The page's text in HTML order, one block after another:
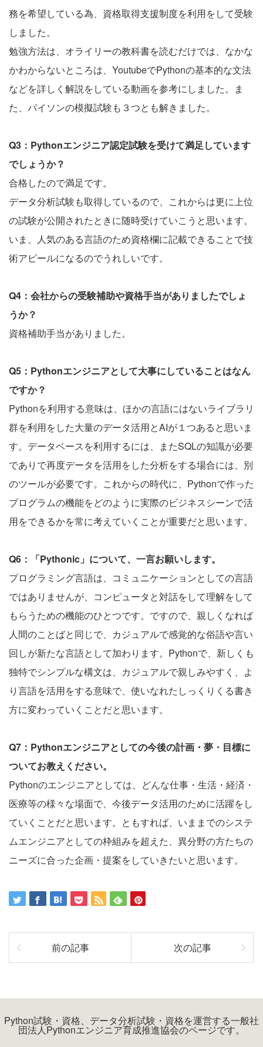
務を希望している為、資格取得支援制度を利用をして受験
しました。
勉強方法は、オライリーの教科書を読むだけでは、なかな
かわからないところは、YoutubeでPythonの基本的な文法
などを詳しく解説をしている動画を参考にしました。ま
た、パイソンの模擬試験も３つとも解きました。
Q3：Pythonエンジニア認定試験を受けて満足しています
でしょうか？
合格したので満足です。
データ分析試験も取得しているので、これからは更に上位
の試験が公開されたときに随時受けていこうと思います。
いま、人気のある言語のため資格欄に記載できることで技
術アピールになるのでうれしいです。
Q4：会社からの受験補助や資格手当がありましたでしょ
うか？
資格補助手当がありました。
Q5：Pythonエンジニアとして大事にしていることはなん
ですか？
Pythonを利用する意味は、ほかの言語にはないライブラリ
群を利用をした大量のデータ活用とAIが１つあると思いま
す。データベースを利用するには、またSQLの知識が必要
でありで再度データを活用をした分析をする場合には、別
のツールが必要です。これからの時代に、Pythonで作った
プログラムの機能をどのように実際のビジネスシーンで活
用をできるかを常に考えていくことが重要だと思います。
Q6：「Pythonic」について、一言お願いします。
プログラミング言語は、コミュニケーションとしての言語
ではありませんが、コンピュータと対話をして理解をして
もらうための機能のひとつです。ですので、親しくなれば
人間のことばと同じで、カジュアルで感覚的な俗語や言い
回しが新たな言語として加わります。Pythonで、新しくも
独特でシンプルな構文は、カジュアルで親しみやすく、よ
り言語を活用をする意味で、使いなれたしっくりくる書き
方に変わっていくことだと思います。
Q7：Pythonエンジニアとしての今後の計画・夢・目標に
ついてお教えください。
Pythonのエンジニアとしては、どんな仕事・生活・経済・
医療等の様々な場面で、今後データ活用のために活躍をし
ていくことだと思います。ともすれば、いままでのシステ
ムエンジニアとしての枠組みを超えた、異分野の方たちの
ニーズに合った企画・提案をしていきたいと思います。
前の記事 次の記事
Python試験・資格、データ分析試験・資格を運営する一般社
団法人Pythonエンジニア育成推進協会のページです。